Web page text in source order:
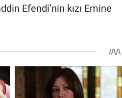
Efendi’nin kızı Emine